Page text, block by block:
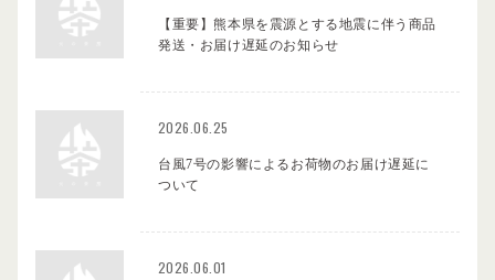
【重要】熊本県を震源とする地震に伴う商品
発送・お届け遅延のお知らせ
2026.06.25
台風7号の影響によるお荷物のお届け遅延に
ついて
2026.06.01